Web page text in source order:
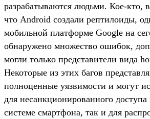
разрабатываются людьми. Кое-кто,
что Android создали рептилоиды,
мобильной платформе Google на
обнаружено множество ошибок,
могли только представители вида
Некоторые из этих багов
полноценные уязвимости и могут
для несанкционированного
системе смартфона, так и для